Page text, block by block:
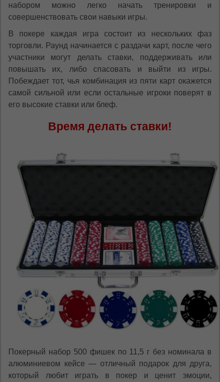
набором можно легко начать тренировки и
совершенствовать свои навыки игры.
В покере каждая игра состоит из нескольких фаз
торговли. Раунд начинается с раздачи карт, после чего
участники могут делать ставки, поддерживать или
повышать их, либо спасовать и выйти из игры.
Побеждает тот, чья комбинация из пяти карт окажется
самой сильной или если остальные игроки поверят в
его высокие ставки или блеф.
Время делать ставки!
Покерный набор 500 фишек по 11,5 г без номинала в
алюминиевом кейсе — отличный подарок для друга,
который любит играть в покер и ценит эмоции,